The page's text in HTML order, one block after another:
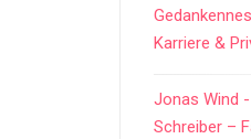
Karriere &
Jonas Wind
Schreiber –